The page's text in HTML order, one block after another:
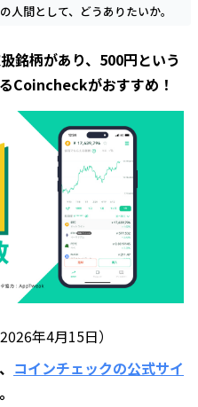
人間として、どうありたいか。
銘柄があり、500円という
Coincheckがおすすめ！
年4月15日）
コインチェックの公式サイ